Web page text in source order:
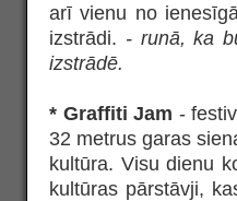
arī vienu no
izstrādi. - runā, ka
izstrādē.
* Graffiti Jam -
32 metrus garas
kultūra. Visu dienu
kultūras pārstāvji,